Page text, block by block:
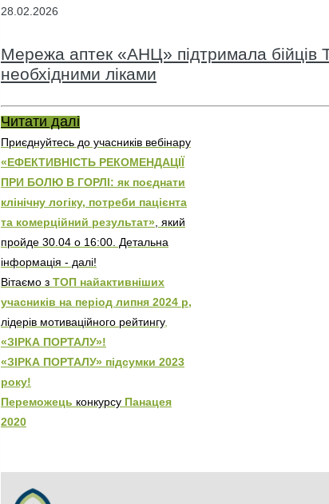
28.02.2026
Мережа аптек «АНЦ» підтримала бійців
необхідними ліками
Читати далі
Приєднуйтесь до учасників вебінару
«ЕФЕКТИВНІСТЬ РЕКОМЕНДАЦІЇ
ПРИ БОЛЮ В ГОРЛІ: як поєднати
клінічну логіку, потреби пацієнта
та комерційний результат», який
пройде 30.04 о 16:00. Детальна
інформація - далі!
Вітаємо з ТОП найактивніших
учасників на період липня 2024 р,
лідерів мотиваційного рейтингу,
«ЗІРКА ПОРТАЛУ»!
«ЗІРКА ПОРТАЛУ» підсумки 2023
року!
Переможець конкурсу Панацея
2020